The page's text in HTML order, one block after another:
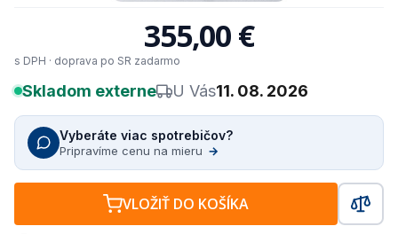
355,00 €
s DPH · doprava po SR zadarmo
Skladom externe U Vás11. 08. 2026
Vyberáte viac spotrebičov?
Pripravíme cenu na mieru →
VLOŽIŤ DO KOŠÍKA